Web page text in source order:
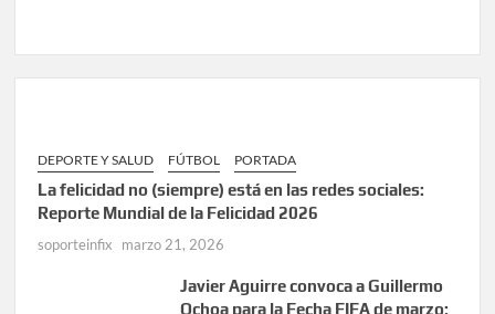
DEPORTE Y SALUD FÚTBOL PORTADA
La felicidad no (siempre) está en las redes sociales:
Reporte Mundial de la Felicidad 2026
soporteinfix marzo 21, 2026
Javier Aguirre convoca a Guillermo
Ochoa para la Fecha FIFA de marzo;